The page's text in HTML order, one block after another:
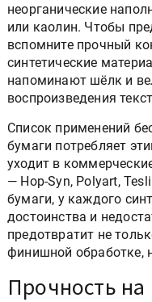
неорганические
или каолин. Чтобы
вспомните прочный
синтетические
напоминают шёлк и
воспроизведения
Список применений
бумаги потребляет
уходит в
— Hop-Syn, Polyart,
бумаги, у каждого
достоинства и
предотвратит не
финишной обработке,
Прочность